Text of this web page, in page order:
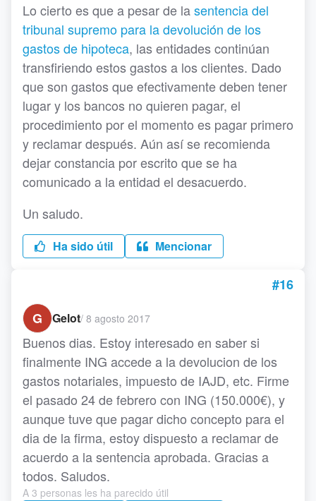
Lo cierto es que a pesar de lasentencia del
tribunal supremo para la devolución de los
gastos de hipoteca, las entidades continúan
transfiriendo estos gastos a los clientes. Dado
que son gastos que efectivamente deben tener
lugar y los bancos no quieren pagar, el
procedimiento por el momento es pagar primero
y reclamar después. Aún así se recomienda
dejar constancia por escrito que se ha
comunicado a la entidad el desacuerdo.
Un saludo.
Ha sido útil Mencionar
#16
G
Gelot/ 8 agosto 2017
Buenos dias. Estoy interesado en saber si
finalmente ING accede a la devolucion de los
gastos notariales, impuesto de IAJD, etc. Firme
el pasado 24 de febrero con ING (150.000€), y
aunque tuve que pagar dicho concepto para el
dia de la firma, estoy dispuesto a reclamar de
acuerdo a la sentencia aprobada. Gracias a
todos. Saludos.
A 3 personas les ha parecido útil